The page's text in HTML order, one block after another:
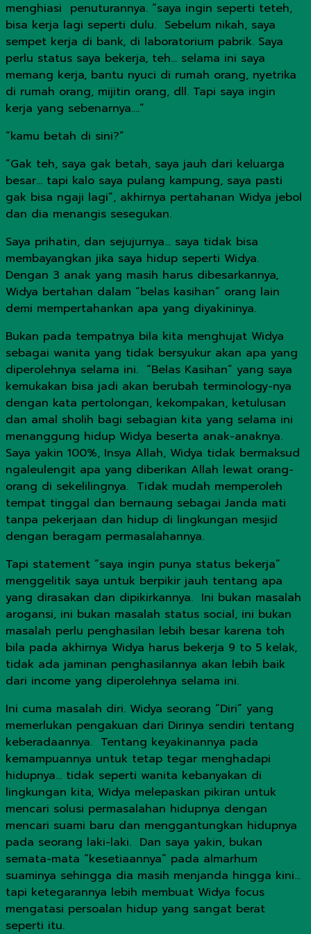
menghiasi penuturannya. “saya ingin seperti teteh,
bisa kerja lagi seperti dulu. Sebelum nikah, saya
sempet kerja di bank, di laboratorium pabrik. Saya
perlu status saya bekerja, teh… selama ini saya
memang kerja, bantu nyuci di rumah orang, nyetrika
di rumah orang, mijitin orang, dll. Tapi saya ingin
kerja yang sebenarnya….”
“kamu betah di sini?”
“Gak teh, saya gak betah, saya jauh dari keluarga
besar… tapi kalo saya pulang kampung, saya pasti
gak bisa ngaji lagi”, akhirnya pertahanan Widya jebol
dan dia menangis sesegukan.
Saya prihatin, dan sejujurnya… saya tidak bisa
membayangkan jika saya hidup seperti Widya.
Dengan 3 anak yang masih harus dibesarkannya,
Widya bertahan dalam “belas kasihan” orang lain
demi mempertahankan apa yang diyakininya.
Bukan pada tempatnya bila kita menghujat Widya
sebagai wanita yang tidak bersyukur akan apa yang
diperolehnya selama ini. “Belas Kasihan” yang saya
kemukakan bisa jadi akan berubah terminology-nya
dengan kata pertolongan, kekompakan, ketulusan
dan amal sholih bagi sebagian kita yang selama ini
menanggung hidup Widya beserta anak-anaknya.
Saya yakin 100%, Insya Allah, Widya tidak bermaksud
ngaleulengit apa yang diberikan Allah lewat orang-
orang di sekelilingnya. Tidak mudah memperoleh
tempat tinggal dan bernaung sebagai Janda mati
tanpa pekerjaan dan hidup di lingkungan mesjid
dengan beragam permasalahannya.
Tapi statement “saya ingin punya status bekerja”
menggelitik saya untuk berpikir jauh tentang apa
yang dirasakan dan dipikirkannya. Ini bukan masalah
arogansi, ini bukan masalah status social, ini bukan
masalah perlu penghasilan lebih besar karena toh
bila pada akhirnya Widya harus bekerja 9 to 5 kelak,
tidak ada jaminan penghasilannya akan lebih baik
dari income yang diperolehnya selama ini.
Ini cuma masalah diri. Widya seorang “Diri” yang
memerlukan pengakuan dari Dirinya sendiri tentang
keberadaannya. Tentang keyakinannya pada
kemampuannya untuk tetap tegar menghadapi
hidupnya… tidak seperti wanita kebanyakan di
lingkungan kita, Widya melepaskan pikiran untuk
mencari solusi permasalahan hidupnya dengan
mencari suami baru dan menggantungkan hidupnya
pada seorang laki-laki. Dan saya yakin, bukan
semata-mata “kesetiaannya” pada almarhum
suaminya sehingga dia masih menjanda hingga kini…
tapi ketegarannya lebih membuat Widya focus
mengatasi persoalan hidup yang sangat berat
seperti itu.